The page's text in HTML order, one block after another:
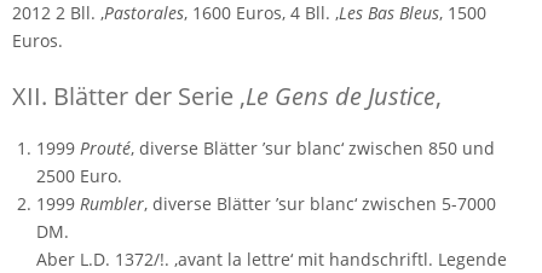
2012 2 Bll. ‚Pastorales‚ 1600 Euros, 4 Bll. ‚Les Bas Bleus‚ 1500
Euros.
XII. Blätter der Serie ‚Le Gens de Justice‚
1999 Prouté, diverse Blätter ’sur blanc‘ zwischen 850 und
2500 Euro.
1999 Rumbler, diverse Blätter ’sur blanc‘ zwischen 5-7000
DM.
Aber L.D. 1372/!. ‚avant la lettre‘ mit handschriftl. Legende